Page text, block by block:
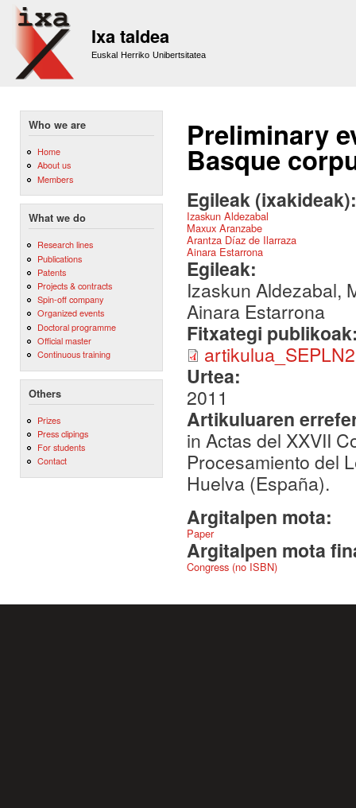
Ixa taldea
Euskal Herriko Unibertsitatea
Who we are
Home
About us
Members
What we do
Research lines
Publications
Patents
Projects & contracts
Spin-off company
Organized events
Doctoral programme
Official master
Continuous training
Others
Prizes
Press clipings
For students
Contact
Preliminary
Basque
Egileak
Izaskun Aldezabal
Maxux Aranzabe
Arantza Díaz de Ilarraza
Ainara Estarrona
Egileak:
Izaskun Aldezabal,
Ainara Estarrona
Fitxategi
Urtea:
2011
Artikuluaren
in Actas del XXVII
Procesamiento del
Huelva (España).
Argitalpen mota:
Paper
Argitalpen mota
Congress (no ISBN)